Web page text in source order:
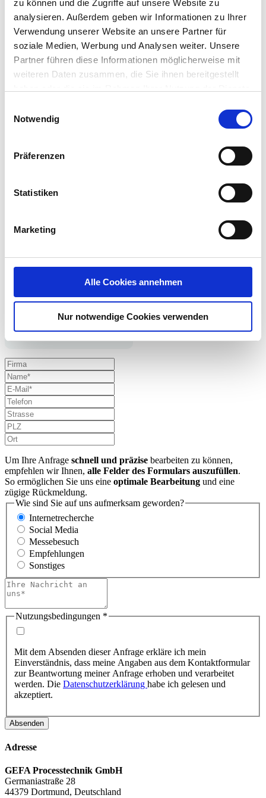
zu können und die Zugriffe auf unsere Website zu
analysieren. Außerdem geben wir Informationen zu Ihrer
Verwendung unserer Website an unsere Partner für
soziale Medien, Werbung und Analysen weiter. Unsere
Partner führen diese Informationen möglicherweise mit
weiteren Daten zusammen, die Sie ihnen bereitgestellt
Notwendig
Präferenzen
Statistiken
Marketing
Alle Cookies annehmen
Nur notwendige Cookies verwenden
Drosselklappen
PTFE ausgekleidete Klappen
Weichdichtende Klappen
Produktinformation Klappen
Schieber
Rückschlagarmaturen
Schlauchventile
Kreiselpumpe
Sonstiges
CAD
Bitte nutzen Sie das Formular auf den jeweiligen
für
Ihre CAD-Anforderung.
Kontaktformular
Um Ihre Anfrage schnell und präzise bearbeiten zu können,
empfehlen wir Ihnen, alle Felder des Formulars auszufüllen.
So ermöglichen Sie uns eine optimale Bearbeitung und eine
zügige Rückmeldung.
Wie sind Sie auf uns aufmerksam geworden?
Internetrecherche
Social Media
Messebesuch
Empfehlungen
Sonstiges
Nutzungsbedingungen *
Mit dem Absenden dieser Anfrage erkläre ich mein
Einverständnis, dass meine Angaben aus dem Kontaktformular
zur Beantwortung meiner Anfrage erhoben und verarbeitet
werden. Die Datenschutzerklärung habe ich gelesen und
akzeptiert.
Absenden
Adresse
GEFA Processtechnik GmbH
Germaniastraße 28
44379 Dortmund, Deutschland